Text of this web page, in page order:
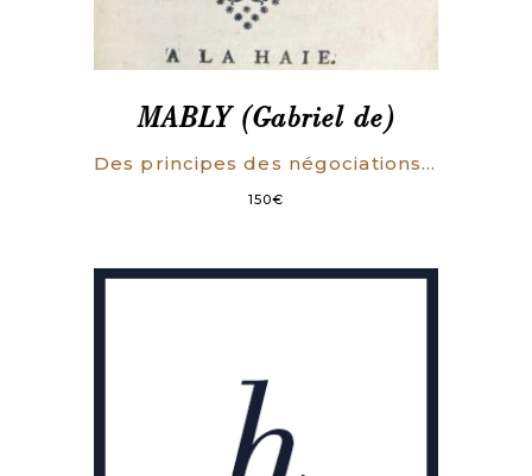
MABLY (Gabriel de)
Des principes des négociations, pour servir d’introduction au droit public de l’Europe, fondé sur les traités. Nouvelle édition, revue & corrigée.
150€